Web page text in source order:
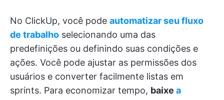
No ClickUp, você pode automatizar seu fluxo
de trabalho selecionando uma das
predefinições ou definindo suas condições e
ações. Você pode ajustar as permissões dos
usuários e converter facilmente listas em
sprints. Para economizar tempo, baixe a